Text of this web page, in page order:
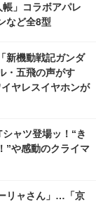
」コラボアパレ
など全8型
新機動戦記ガンダ
・五飛の声がす
ヤレスイヤホンが
ャツ登場ッ！“き
”や感動のクライマ
リャさん」…「京